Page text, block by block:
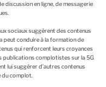
discussion en ligne, de messagerie
sociaux suggèrent des contenus
peut conduire à la formation de
qui renforcent leurs croyances
publications complotistes sur la 5G
lui suggérer d’autres contenus
du complot.